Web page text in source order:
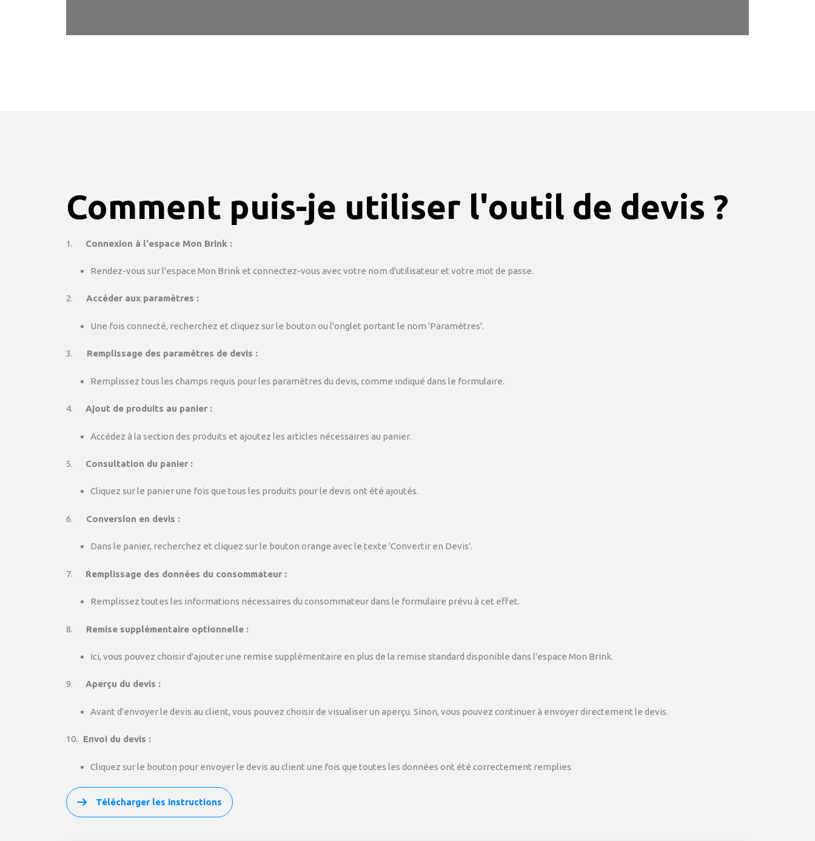
Comment puis-je utiliser l'outil de devis ?
1. Connexion à l'espace Mon Brink :
Rendez-vous sur l'espace Mon Brink et connectez-vous avec votre nom d'utilisateur et votre mot de passe.
2. Accéder aux paramètres :
Une fois connecté, recherchez et cliquez sur le bouton ou l'onglet portant le nom 'Paramètres'.
3. Remplissage des paramètres de devis :
Remplissez tous les champs requis pour les paramètres du devis, comme indiqué dans le formulaire.
4. Ajout de produits au panier :
Accédez à la section des produits et ajoutez les articles nécessaires au panier.
5. Consultation du panier :
Cliquez sur le panier une fois que tous les produits pour le devis ont été ajoutés.
6. Conversion en devis :
Dans le panier, recherchez et cliquez sur le bouton orange avec le texte 'Convertir en Devis'.
7. Remplissage des données du consommateur :
Remplissez toutes les informations nécessaires du consommateur dans le formulaire prévu à cet effet.
8. Remise supplémentaire optionnelle :
Ici, vous pouvez choisir d'ajouter une remise supplémentaire en plus de la remise standard disponible dans l'espace Mon Brink.
9. Aperçu du devis :
Avant d'envoyer le devis au client, vous pouvez choisir de visualiser un aperçu. Sinon, vous pouvez continuer à envoyer directement le devis.
10. Envoi du devis :
Cliquez sur le bouton pour envoyer le devis au client une fois que toutes les données ont été correctement remplies
Télécharger les instructions